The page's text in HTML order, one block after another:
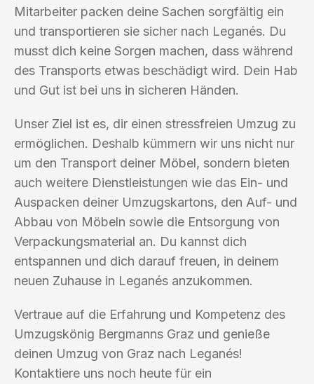
Mitarbeiter packen deine Sachen sorgfältig ein
und transportieren sie sicher nach Leganés. Du
musst dich keine Sorgen machen, dass während
des Transports etwas beschädigt wird. Dein Hab
und Gut ist bei uns in sicheren Händen.
Unser Ziel ist es, dir einen stressfreien Umzug zu
ermöglichen. Deshalb kümmern wir uns nicht nur
um den Transport deiner Möbel, sondern bieten
auch weitere Dienstleistungen wie das Ein- und
Auspacken deiner Umzugskartons, den Auf- und
Abbau von Möbeln sowie die Entsorgung von
Verpackungsmaterial an. Du kannst dich
entspannen und dich darauf freuen, in deinem
neuen Zuhause in Leganés anzukommen.
Vertraue auf die Erfahrung und Kompetenz des
Umzugskönig Bergmanns Graz und genieße
deinen Umzug von Graz nach Leganés!
Kontaktiere uns noch heute für ein